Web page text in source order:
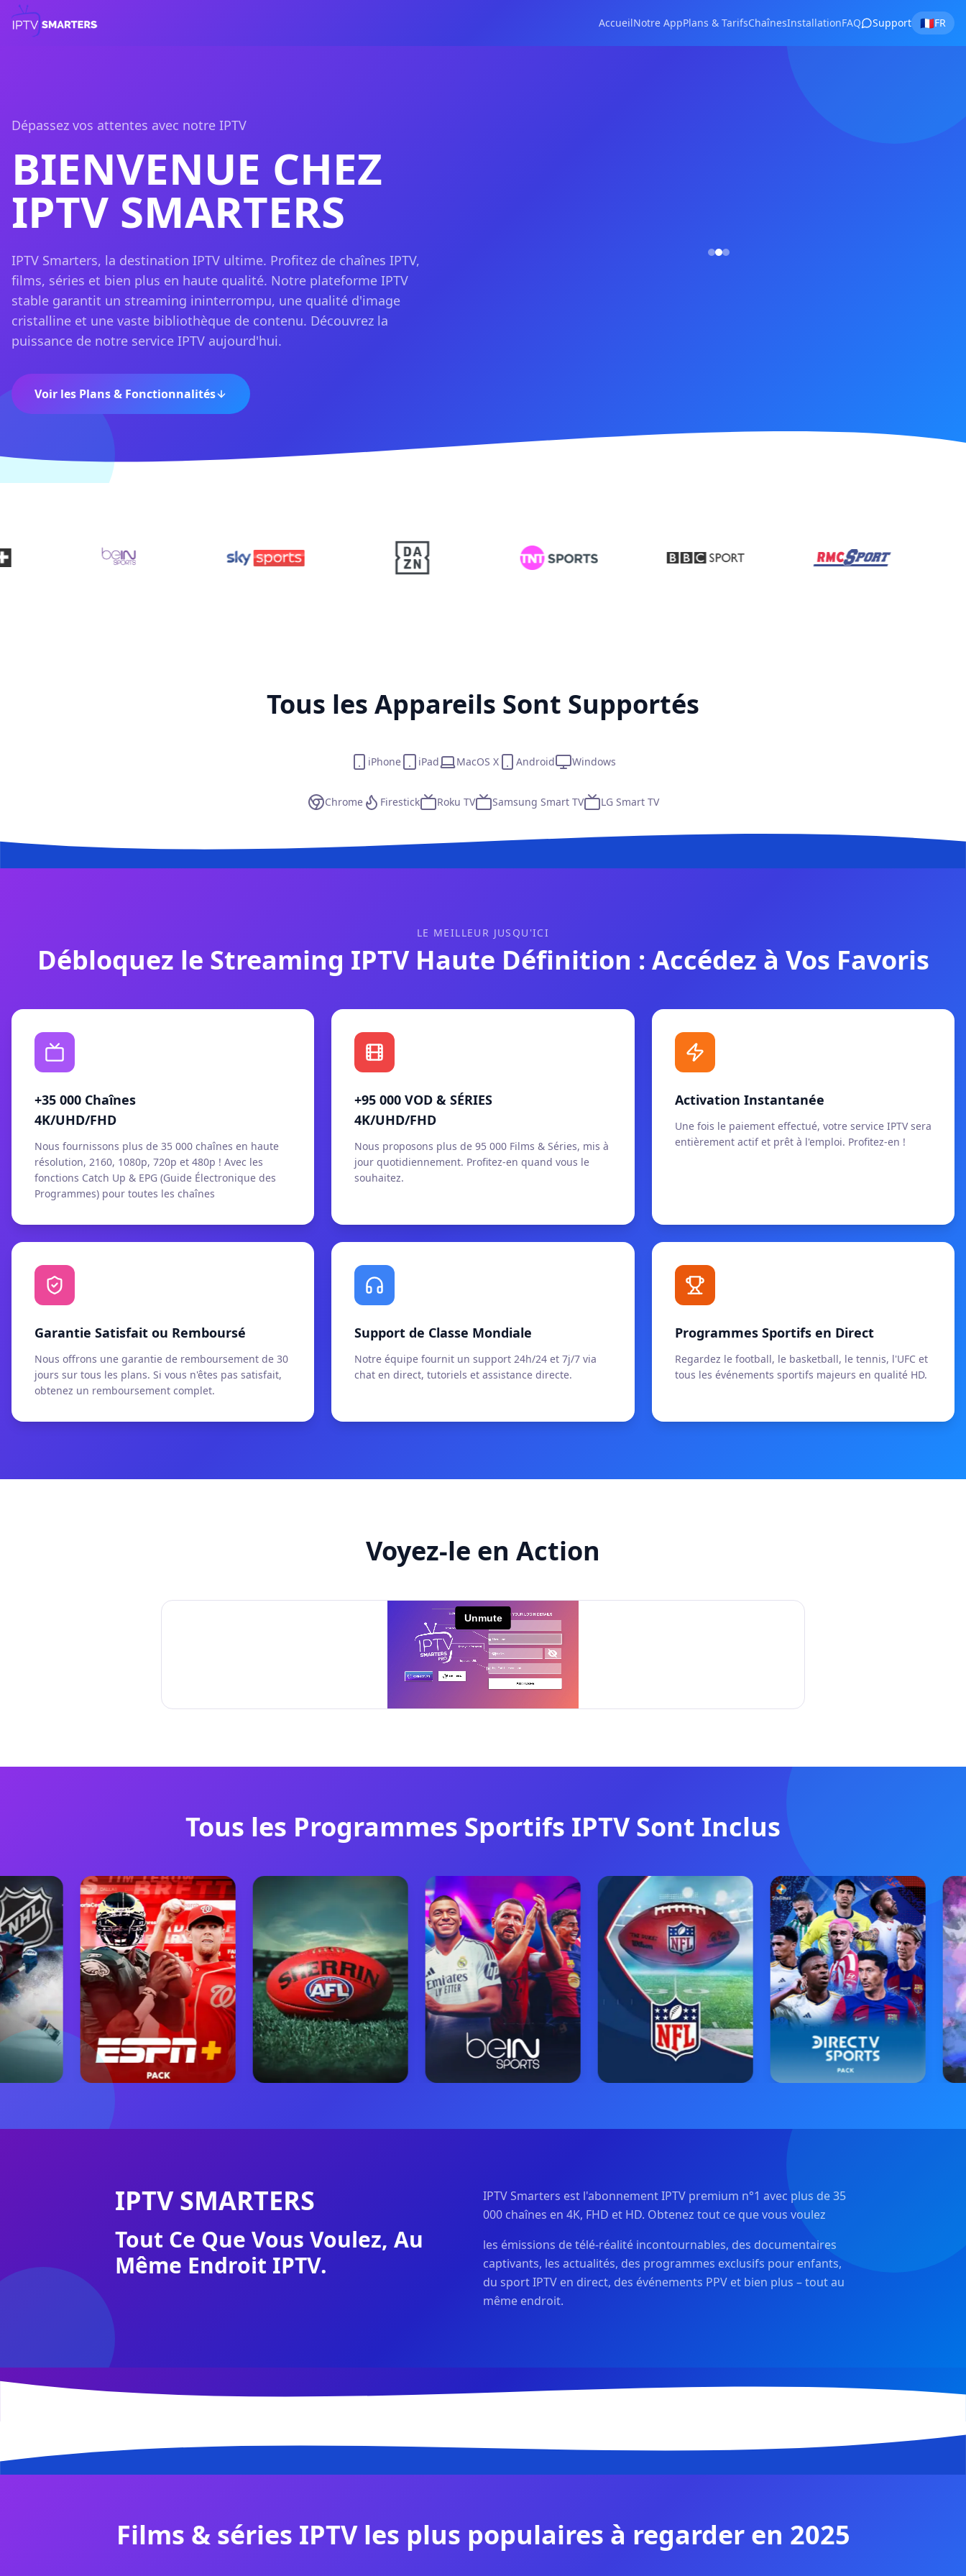
AccueilNotre AppPlans & TarifsChaînesInstallationFAQ Support 🇫🇷FR
Dépassez vos attentes avec notre IPTV
BIENVENUE CHEZ
IPTV SMARTERS
IPTV Smarters, la destination IPTV ultime. Profitez de chaînes IPTV,
films, séries et bien plus en haute qualité. Notre plateforme IPTV
stable garantit un streaming ininterrompu, une qualité d'image
cristalline et une vaste bibliothèque de contenu. Découvrez la
puissance de notre service IPTV aujourd'hui.
Voir les Plans & Fonctionnalités
Tous les Appareils Sont Supportés
iPhone iPad MacOS X Android Windows
Chrome Firestick Roku TV Samsung Smart TV LG Smart TV
LE MEILLEUR JUSQU'ICI
Débloquez le Streaming IPTV Haute Définition : Accédez à Vos Favoris
+35 000 Chaînes
4K/UHD/FHD
Nous fournissons plus de 35 000 chaînes en haute
résolution, 2160, 1080p, 720p et 480p ! Avec les
fonctions Catch Up & EPG (Guide Électronique des
Programmes) pour toutes les chaînes
+95 000 VOD & SÉRIES
4K/UHD/FHD
Nous proposons plus de 95 000 Films & Séries, mis à
jour quotidiennement. Profitez-en quand vous le
souhaitez.
Activation Instantanée
Une fois le paiement effectué, votre service IPTV sera
entièrement actif et prêt à l'emploi. Profitez-en !
Garantie Satisfait ou Remboursé
Nous offrons une garantie de remboursement de 30
jours sur tous les plans. Si vous n'êtes pas satisfait,
obtenez un remboursement complet.
Support de Classe Mondiale
Notre équipe fournit un support 24h/24 et 7j/7 via
chat en direct, tutoriels et assistance directe.
Programmes Sportifs en Direct
Regardez le football, le basketball, le tennis, l'UFC et
tous les événements sportifs majeurs en qualité HD.
Voyez-le en Action
Tous les Programmes Sportifs IPTV Sont Inclus
IPTV SMARTERS
Tout Ce Que Vous Voulez, Au
Même Endroit IPTV.
IPTV Smarters est l'abonnement IPTV premium n°1 avec plus de 35
000 chaînes en 4K, FHD et HD. Obtenez tout ce que vous voulez
les émissions de télé-réalité incontournables, des documentaires
captivants, les actualités, des programmes exclusifs pour enfants,
du sport IPTV en direct, des événements PPV et bien plus – tout au
même endroit.
Films & séries IPTV les plus populaires à regarder en 2025